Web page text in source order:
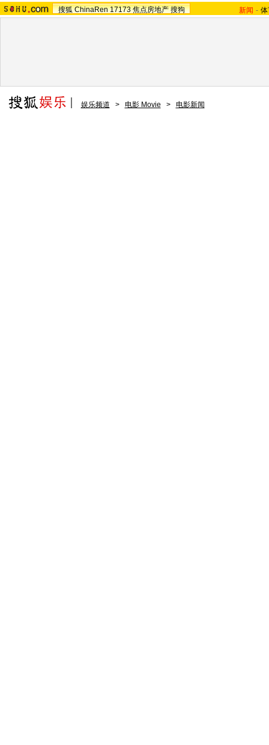
搜狐 ChinaRen 17173 焦点房地产 搜狗 新闻 -
娱乐频道 > 电影 Movie > 电影新闻